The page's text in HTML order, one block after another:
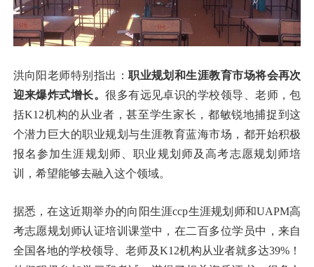
洪向阳老师特别指出：职业规划和生涯教育市场将会再次
迎来爆炸式增长。很多有远见卓识的学校领导、老师，包
括K12机构的从业者，甚至学生家长，都敏锐地捕捉到这
个潜力巨大的职业规划与生涯教育蓝海市场，都开始积极
报名参加生涯规划师、职业规划师及高考志愿规划师培
训，希望能够去融入这个领域。
据悉，在这近期举办的向阳生涯ccp生涯规划师和UAPM高
考志愿规划师认证培训课堂中，在二百多位学员中，来自
全国各地的学校领导、老师及K12机构从业者就多达39%！